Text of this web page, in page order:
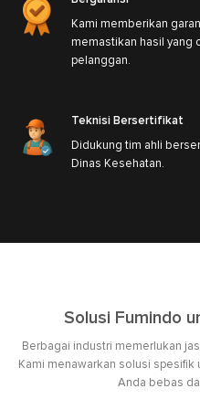
Kami memberikan
memastikan hasil yang
pelanggan.
Teknisi Bersertifikat
Didukung tim ahli
Dinas Kesehatan.
Solusi Fumindo
Berbagai industri memerlukan
Kami menawarkan solusi
Anda bebas